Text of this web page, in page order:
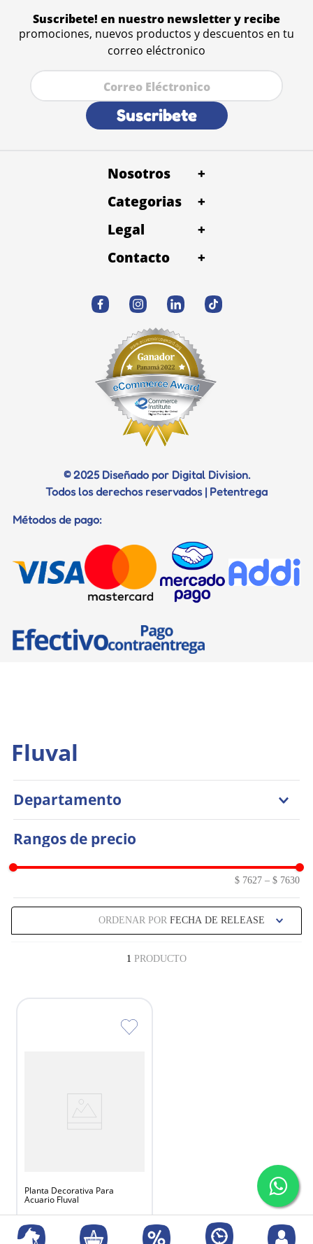
Suscribete! en nuestro newsletter y recibe
promociones, nuevos productos y descuentos en tu
correo eléctronico
Suscribete
Nosotros
+
Quienes Somos
Petentrega Panamá
Petentrega Costa rica
Categorias
+
Alimentos
Snacks
Salud
Juguetes
Baño y Peluqueria
Conslta Veterinaria
Vacunación
Profilaxis dental
Diagnostico
Certificados
Documentos para viaje
Legal
+
Términos y condiciones
Politica de privacidad y datos
Términos Vetentrega
Contacto
+
Correo electrónico
Telefono
© 2025 Diseñado por Digital Division.
Todos los derechos reservados | Petentrega
Métodos de pago:
ORDENAR POR FECHA DE RELEASE
Departamento
Rangos de precio
$ 7627 – $ 7630
Fluval
1 PRODUCTO
Planta Decorativa Para
Acuario Fluval
$7627